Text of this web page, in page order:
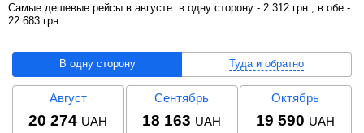
Самые дешевые рейсы в августе: в одну сторону - 2 312 грн ., в обе -
22 683 грн
В одну сторону Туда и обратно
Август
20 274 UAH
Сентябрь
18 163 UAH
Октябрь
19 590 UAH